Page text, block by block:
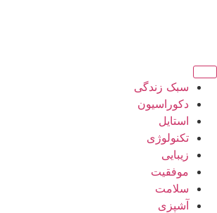
سبک زندگی
دکوراسیون
استایل
تکنولوژی
زیبایی
موفقیت
سلامت
آشپزی